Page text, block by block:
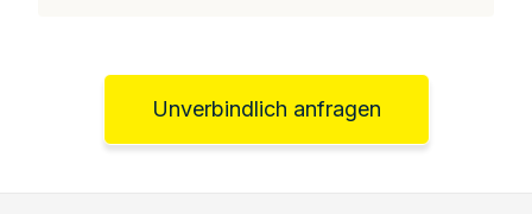
Unverbindlich anfragen